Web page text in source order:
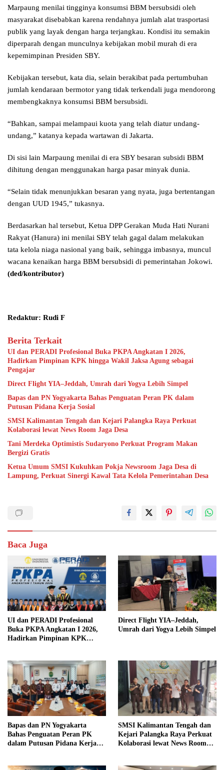
Marpaung menilai tingginya konsumsi BBM bersubsidi oleh
masyarakat disebabkan karena rendahnya jumlah alat trasportasi
publik yang layak dengan harga terjangkau. Kondisi itu semakin
diperparah dengan munculnya kebijakan mobil murah di era
kepemimpinan Presiden SBY.
Kebijakan tersebut, kata dia, selain berakibat pada pertumbuhan
jumlah kendaraan bermotor yang tidak terkendali juga mendorong
membengkaknya konsumsi BBM bersubsidi.
“Bahkan, sampai melampaui kuota yang telah diatur undang-
undang,” katanya kepada wartawan di Jakarta.
Di sisi lain Marpaung menilai di era SBY besaran subsidi BBM
dihitung dengan menggunakan harga pasar minyak dunia.
“Selain tidak menunjukkan besaran yang nyata, juga bertentangan
dengan UUD 1945,” tukasnya.
Berdasarkan hal tersebut, Ketua DPP Gerakan Muda Hati Nurani
Rakyat (Hanura) ini menilai SBY telah gagal dalam melakukan
tata kelola niaga nasional yang baik, sehingga imbasnya, muncul
wacana kenaikan harga BBM bersubsidi di pemerintahan Jokowi.
(ded/kontributor)
Redaktur: Rudi F
Berita Terkait
UI dan PERADI Profesional Buka PKPA Angkatan I 2026,
Hadirkan Pimpinan KPK hingga Wakil Jaksa Agung sebagai
Pengajar
Direct Flight YIA–Jeddah, Umrah dari Yogya Lebih Simpel
Bapas dan PN Yogyakarta Bahas Penguatan Peran PK dalam
Putusan Pidana Kerja Sosial
SMSI Kalimantan Tengah dan Kejari Palangka Raya Perkuat
Kolaborasi lewat News Room Jaga Desa
Tani Merdeka Optimistis Sudaryono Perkuat Program Makan
Bergizi Gratis
Ketua Umum SMSI Kukuhkan Pokja Newsroom Jaga Desa di
Lampung, Perkuat Sinergi Kawal Tata Kelola Pemerintahan Desa
Baca Juga
UI dan PERADI Profesional
Buka PKPA Angkatan I 2026,
Hadirkan Pimpinan KPK
Direct Flight YIA–Jeddah,
Umrah dari Yogya Lebih Simpel
Bapas dan PN Yogyakarta
Bahas Penguatan Peran PK
dalam Putusan Pidana Kerja
SMSI Kalimantan Tengah dan
Kejari Palangka Raya Perkuat
Kolaborasi lewat News Room